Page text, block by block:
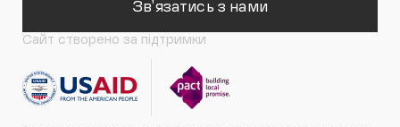
Зв'язатись з нами
Сайт створено за підтримки